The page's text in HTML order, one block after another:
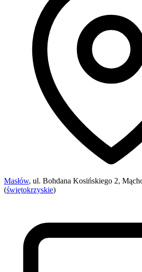
Masłów, ul. Bohdana Kosińskiego 2,
(świętokrzyskie)